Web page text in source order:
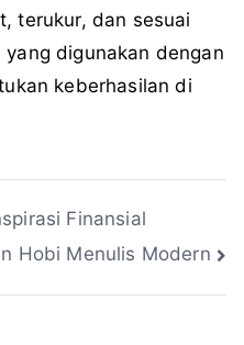
terukur, dan sesuai
digunakan dengan
keberhasilan di
Finansial
Hobi Menulis Modern